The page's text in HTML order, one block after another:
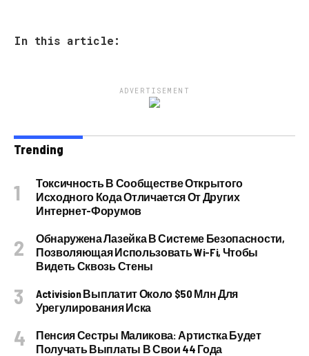
In this article:
ADVERTISEMENT
Trending
Токсичность В Сообществе Открытого
Исходного Кода Отличается От Других
Интернет-Форумов
Обнаружена Лазейка В Системе Безопасности,
Позволяющая Использовать Wi-Fi, Чтобы
Видеть Сквозь Стены
Activision Выплатит Около $50 Млн Для
Урегулирования Иска
Пенсия Сестры Маликова: Артистка Будет
Получать Выплаты В Свои 44 Года